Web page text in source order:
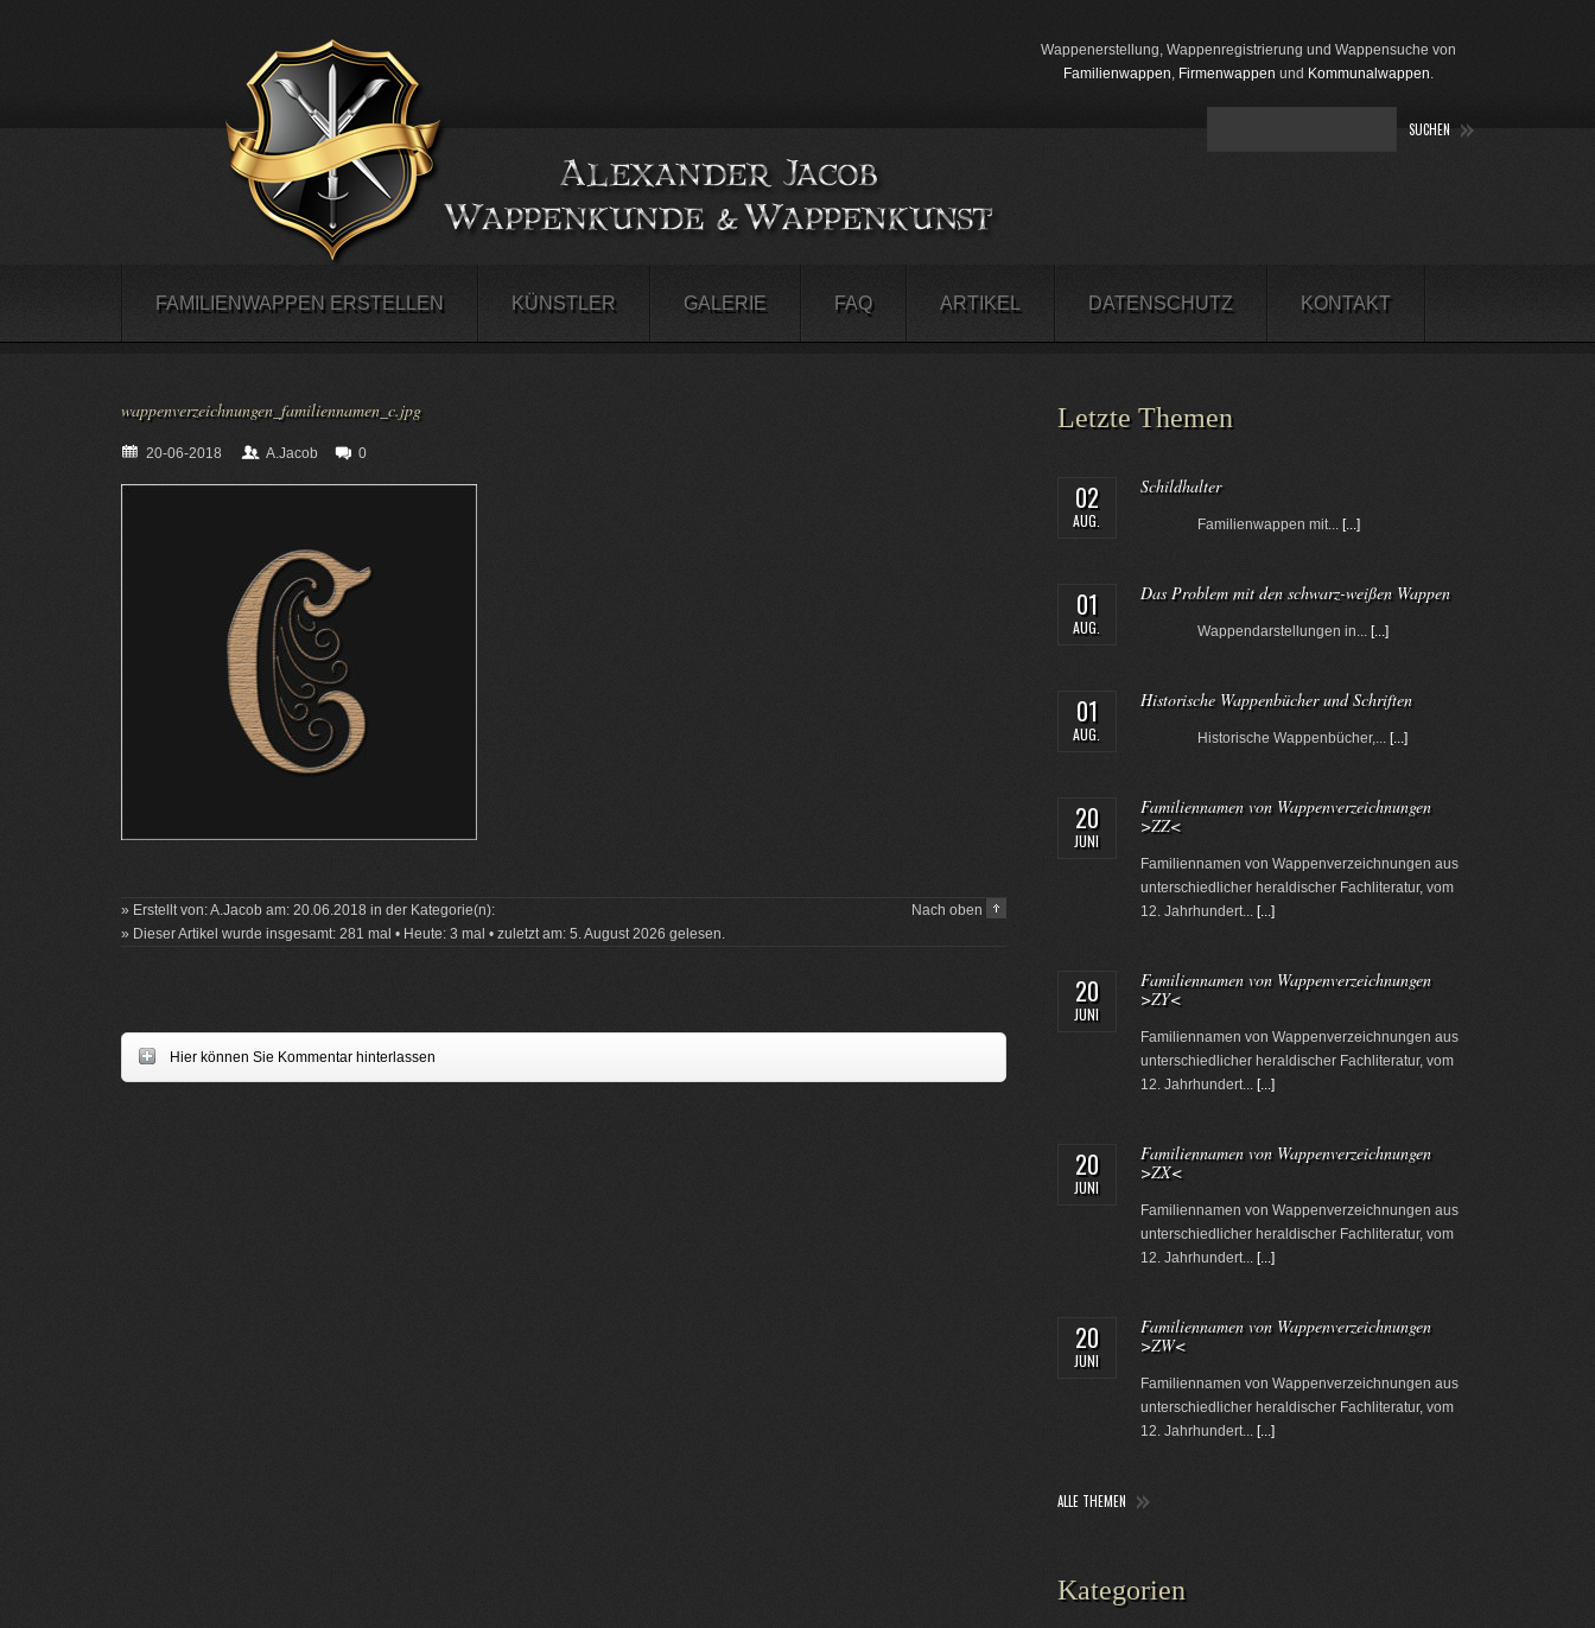
Wappenerstellung, Wappenregistrierung und Wappensuche von
Familienwappen, Firmenwappen und Kommunalwappen.
FAMILIENWAPPEN ERSTELLEN KÜNSTLER GALERIE FAQ ARTIKEL DATENSCHUTZ KONTAKT
wappenverzeichnungen_familiennamen_c.jpg
20-06-2018 A.Jacob 0
Nach oben
» Erstellt von: A.Jacob am: 20.06.2018 in der Kategorie(n):
» Dieser Artikel wurde insgesamt: 281 mal • Heute: 3 mal • zuletzt am: 5. August 2026 gelesen.
Hier können Sie Kommentar hinterlassen
Letzte Themen
02
AUG.
Schildhalter
Familienwappen mit... [...]
01
AUG.
Das Problem mit den schwarz-weißen Wappen
Wappendarstellungen in... [...]
01
AUG.
Historische Wappenbücher und Schriften
Historische Wappenbücher,... [...]
20
JUNI
Familiennamen von Wappenverzeichnungen
>ZZ<
Familiennamen von Wappenverzeichnungen aus
unterschiedlicher heraldischer Fachliteratur, vom
12. Jahrhundert... [...]
20
JUNI
Familiennamen von Wappenverzeichnungen
>ZY<
Familiennamen von Wappenverzeichnungen aus
unterschiedlicher heraldischer Fachliteratur, vom
12. Jahrhundert... [...]
20
JUNI
Familiennamen von Wappenverzeichnungen
>ZX<
Familiennamen von Wappenverzeichnungen aus
unterschiedlicher heraldischer Fachliteratur, vom
12. Jahrhundert... [...]
20
JUNI
Familiennamen von Wappenverzeichnungen
>ZW<
Familiennamen von Wappenverzeichnungen aus
unterschiedlicher heraldischer Fachliteratur, vom
12. Jahrhundert... [...]
ALLE THEMEN
Kategorien